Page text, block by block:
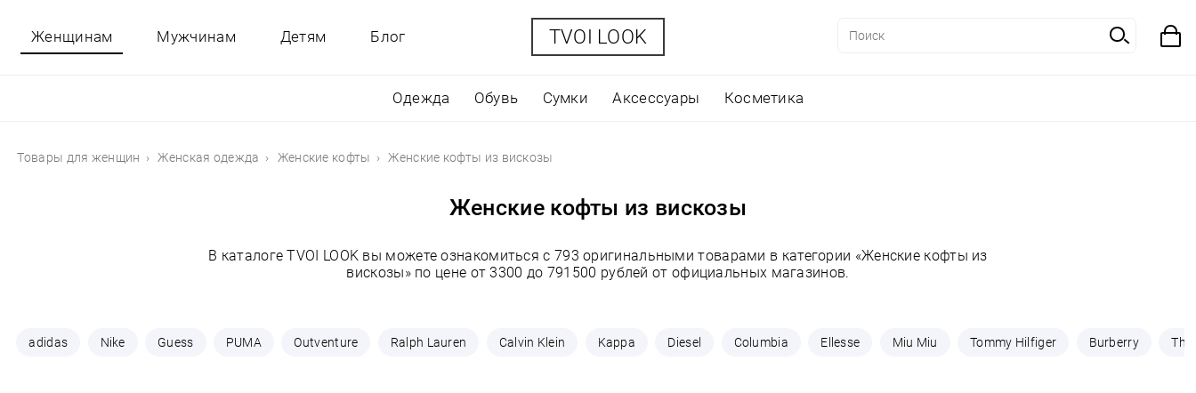
Женщинам
Одежда Обувь Сумки Аксессуары Косметика
Мужчинам Детям Блог TVOI LOOK
Товары для женщин Женская одежда Женские кофты Женские кофты из вискозы
Женские кофты из вискозы
В каталоге TVOI LOOK вы можете ознакомиться с 793 оригинальными товарами в категории «Женские кофты из
вискозы» по цене от 3300 до 791500 рублей от официальных магазинов.
adidas Nike Guess PUMA Outventure Ralph Lauren Calvin Klein Kappa Diesel Columbia Ellesse Miu Miu Tommy Hilfiger Burberry The